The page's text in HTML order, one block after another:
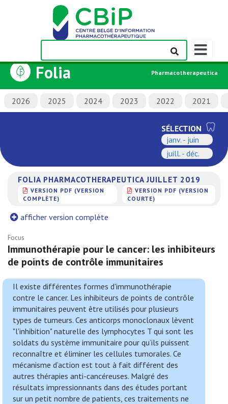
Afficher/
la
de
navigation
Folia Pharmacotherapeutica
2026 2025 2024 2023 2022 2021
SÉLECTION
janv. - juin
juill. - déc.
FOLIA PHARMACOTHERAPEUTICA JUILLET 2019
VERSION PDF (VERSION
COMPLÈTE)
VERSION PDF (VERSION
COURTE)
afficher version complète
Focus
Immunothérapie pour le cancer: les inhibiteurs
de points de contrôle immunitaires
Il existe différentes formes d'immunothérapie
contre le cancer. Les inhibiteurs de points de contrôle
immunitaires peuvent être utilisés pour plusieurs
types de tumeurs. Ces anticorps monoclonaux lèvent
"l'inhibition" naturelle des lymphocytes T qui sont les
soldats du système immunitaire pour qu’ils puissent
reconnaître et éliminer les cellules tumorales. Ce
mécanisme d’action est tout à fait différent des
autres thérapies anti-cancéreuses. Malgré des
résultats impressionnants dans des études portant
sur un petit nombre de patients, ces traitements ne